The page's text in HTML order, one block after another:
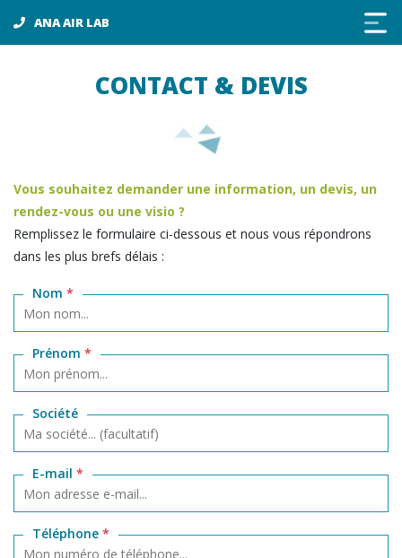
ANA AIR LAB
CONTACT & DEVIS
Vous souhaitez demander une information, un devis, un
rendez-vous ou une visio ?
Remplissez le formulaire ci-dessous et nous vous répondrons
dans les plus brefs délais :
Nom *
Prénom *
Société
E-mail *
Téléphone *